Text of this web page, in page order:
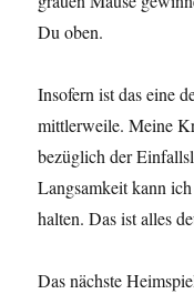
Du oben.
Insofern ist das eine
mittlerweile. Meine
bezüglich der
Langsamkeit kann
halten. Das ist alles
Das nächste